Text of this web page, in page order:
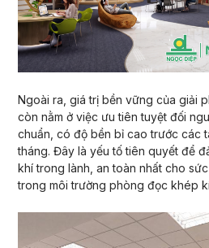
Ngoài ra, giá trị bền vững của giải
còn nằm ở việc ưu tiên tuyệt đối
chuẩn, có độ bền bỉ cao trước các
tháng. Đây là yếu tố tiên quyết để
khí trong lành, an toàn nhất cho
trong môi trường phòng đọc khép